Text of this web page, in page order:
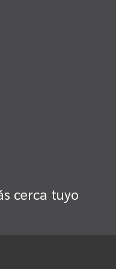
cerca tuyo